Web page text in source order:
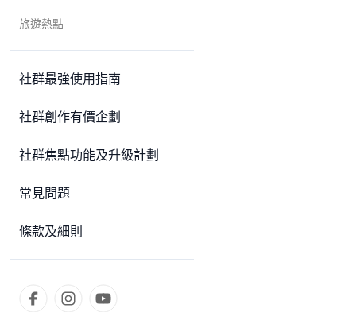
旅遊熱點
社群最強使用指南
社群創作有價企劃
社群焦點功能及升級計劃
常見問題
條款及細則